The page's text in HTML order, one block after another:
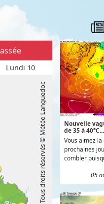
Lundi 10
Tous droits réservés © Météo Languedoc
Nouvelle
de 35 à 40°C...
Vous aimez la
prochaines
combler
05